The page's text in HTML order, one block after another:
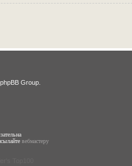
Group.
вебмастеру